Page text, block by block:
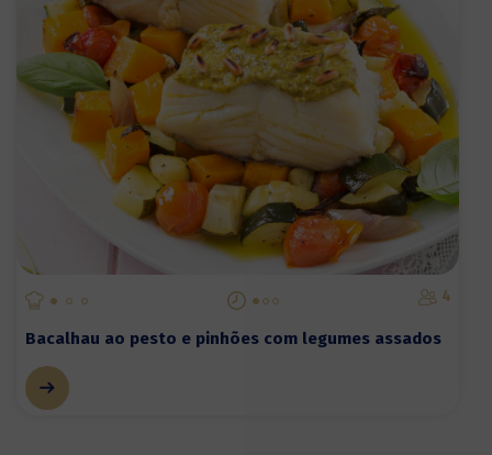
4
Bacalhau ao pesto e pinhões com legumes assados